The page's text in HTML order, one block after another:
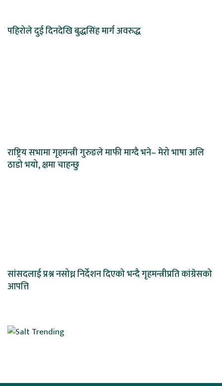
पहिरोले दुई दिनदेखि बुद्धसिंह मार्ग अवरुद्ध
राष्ट्रिय सभामा गृहमन्त्री गुरुङले माफी माग्दै भने– मेरो भाषा अलि
ठाडो भयो, क्षमा चाहन्छु
सांसदलाई प्रश्न नसोध्न निर्देशन दिएको भन्दै गृहमन्त्रीप्रति कांग्रेसको
आपत्ति